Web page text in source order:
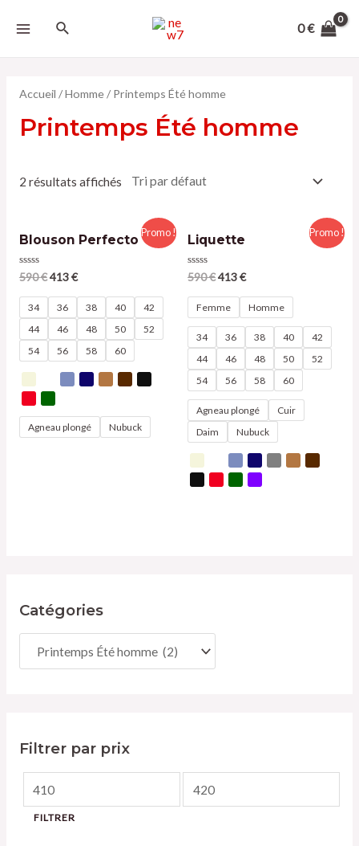
0€
Catégories
Filtrer par prix
FILTRER
Accueil /Homme/ Printemps Été homme
Printemps Été homme
2 résultats affichés
Promo !
Blouson Perfecto
Note
0
sur
590€413€
34 36 38 40
42
44
46 48 50
52
54
56 58 60
Agneau plongé Nubuck
Promo !
Liquette
Note
0
sur
590€413€
Femme Homme
34 36 38 40
42
44
46 48 50
52
54
56 58 60
Agneau plongé
Cuir
Daim
Nubuck